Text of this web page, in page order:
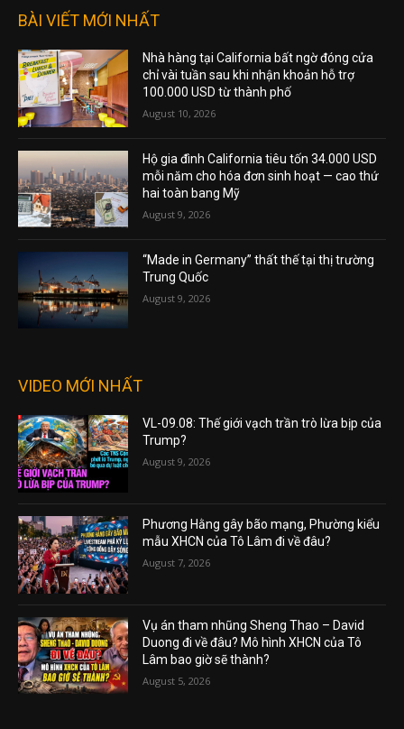
BÀI VIẾT MỚI NHẤT
Nhà hàng tại California bất ngờ đóng cửa
chỉ vài tuần sau khi nhận khoản hỗ trợ
100.000 USD từ thành phố
August 10, 2026
Hộ gia đình California tiêu tốn 34.000 USD
mỗi năm cho hóa đơn sinh hoạt — cao thứ
hai toàn bang Mỹ
August 9, 2026
“Made in Germany” thất thế tại thị trường
Trung Quốc
August 9, 2026
VIDEO MỚI NHẤT
VL-09.08: Thế giới vạch trần trò lừa bịp của
Trump?
August 9, 2026
Phương Hằng gây bão mạng, Phường kiểu
mẫu XHCN của Tô Lâm đi về đâu?
August 7, 2026
Vụ án tham nhũng Sheng Thao – David
Duong đi về đâu? Mô hình XHCN của Tô
Lâm bao giờ sẽ thành?
August 5, 2026